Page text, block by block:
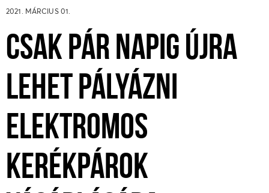
2021. MÁRCIUS 01.
CSAK PÁR NAPIG ÚJRA
LEHET PÁLYÁZNI
ELEKTROMOS
KERÉKPÁROK